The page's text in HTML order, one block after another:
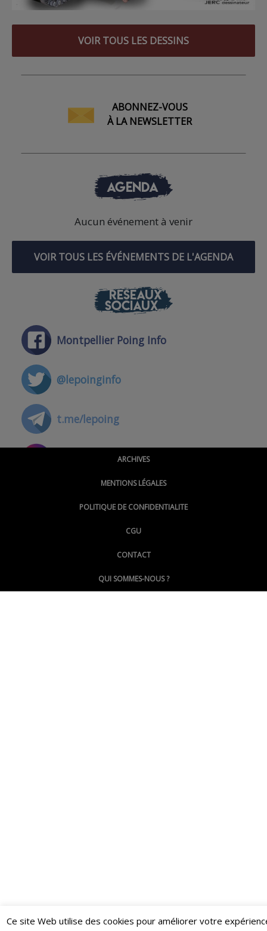
VOIR TOUS LES DESSINS
ABONNEZ-VOUS
À LA NEWSLETTER
AGENDA
Aucun événement à venir
VOIR TOUS LES ÉVÉNEMENTS DE L'AGENDA
RÉSEAUX
SOCIAUX
Montpellier Poing Info
@lepoinginfo
t.me/lepoing
@montpellierpoinginfo
@LePoingMontpellier
ARCHIVES
MENTIONS LÉGALES
POLITIQUE DE CONFIDENTIALITE
CGU
CONTACT
QUI SOMMES-NOUS ?
Ce site Web utilise des cookies pour améliorer votre